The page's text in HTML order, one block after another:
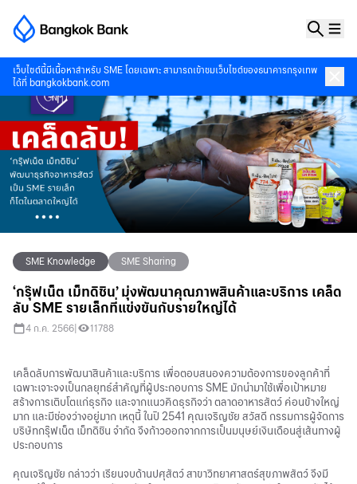
เว็บไซต์นี้มีเนื้อหาสำหรับ SME โดยเฉพาะ สามารถเข้าชมเว็บไซต์ของธนาคารกรุงเทพ
ได้ที่ bangkokbank.com
SME Knowledge SME Sharing
‘กรุ๊ฟเน็ต เม็ทดิชิน’ มุ่งพัฒนาคุณภาพสินค้าและบริการ เคล็ด
ลับ SME รายเล็กที่แข่งขันกับรายใหญ่ได้
4 ก.ค. 2566 11788
เคล็ดลับการพัฒนาสินค้าและบริการ เพื่อตอบสนองความต้องการของลูกค้าที่
เฉพาะเจาะจงเป็นกลยุทธ์สำคัญที่ผู้ประกอบการ SME มักนำมาใช้เพื่อเป้าหมาย
สร้างการเติบโตแก่ธุรกิจ และจากแนวคิดธุรกิจว่า ตลาดอาหารสัตว์ ค่อนข้างใหญ่
มาก และมีช่องว่างอยู่มาก เหตุนี้ ในปี 2541 คุณเจริญชัย สวัสดี กรรมการผู้จัดการ
บริษัทกรุ๊ฟเน็ต เม็ทดิชิน จำกัด จึงก้าวออกจากการเป็นมนุษย์เงินเดือนสู่เส้นทางผู้
ประกอบการ
คุณเจริญชัย กล่าวว่า เรียนจบด้านปศุสัตว์ สาขาวิทยาศาสตร์สุขภาพสัตว์ จึงมี